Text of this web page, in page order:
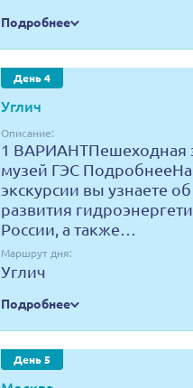
Подробнее
День 4
Углич
Описание:
1 ВАРИАНТПешеходная
музей ГЭС ПодробнееНа
экскурсии вы узнаете об
развития
России, а также…
Маршрут дня:
Углич
Подробнее
День 5